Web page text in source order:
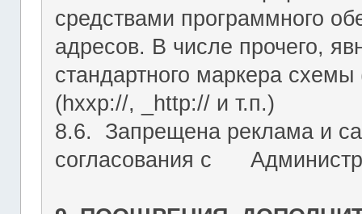
средствами программного
адресов. В числе прочего,
стандартного маркера
(hxxp://, _http:// и т.п.)
8.6. Запрещена реклама и
согласования с